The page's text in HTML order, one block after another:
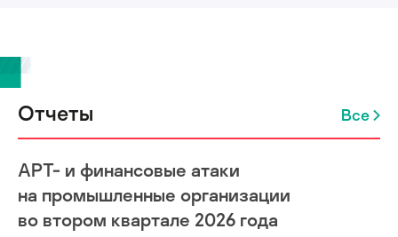
Отчеты Все
APT- и финансовые атаки
на промышленные организации
во втором квартале 2026 года